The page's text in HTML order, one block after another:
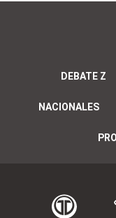
DEBATE Z
NACIONALES